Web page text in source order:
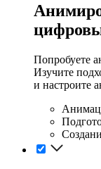
Попробуете
Изучите
и настроите